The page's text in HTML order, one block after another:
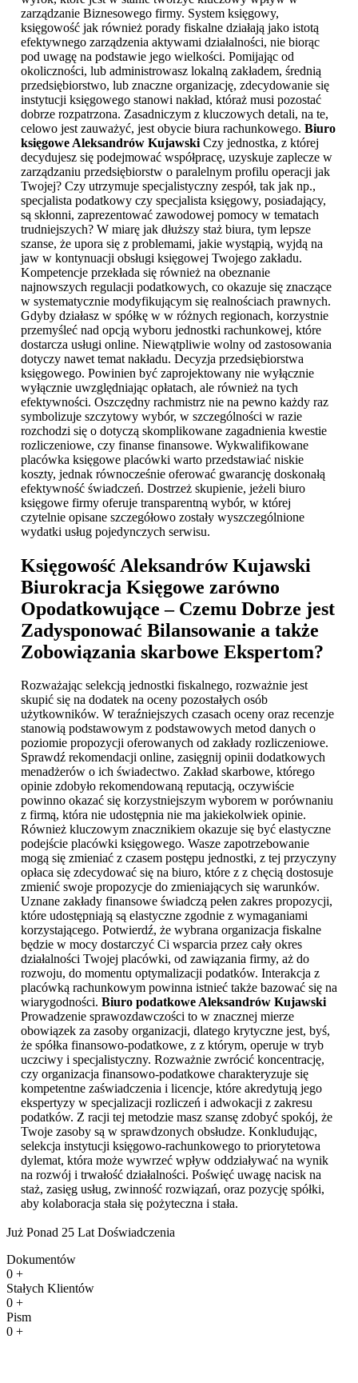
zarządzanie Biznesowego firmy. System księgowy,
księgowość jak również porady fiskalne działają jako istotą
efektywnego zarządzenia aktywami działalności, nie biorąc
pod uwagę na podstawie jego wielkości. Pomijając od
okoliczności, lub administrowasz lokalną zakładem, średnią
przedsiębiorstwo, lub znaczne organizację, zdecydowanie się
instytucji księgowego stanowi nakład, któraż musi pozostać
dobrze rozpatrzona. Zasadniczym z kluczowych detali, na te,
celowo jest zauważyć, jest obycie biura rachunkowego. Biuro
księgowe Aleksandrów Kujawski Czy jednostka, z której
decydujesz się podejmować współpracę, uzyskuje zaplecze w
zarządzaniu przedsiębiorstw o paralelnym profilu operacji jak
Twojej? Czy utrzymuje specjalistyczny zespół, tak jak np.,
specjalista podatkowy czy specjalista księgowy, posiadający,
są skłonni, zaprezentować zawodowej pomocy w tematach
trudniejszych? W miarę jak dłuższy staż biura, tym lepsze
szanse, że upora się z problemami, jakie wystąpią, wyjdą na
jaw w kontynuacji obsługi księgowej Twojego zakładu.
Kompetencje przekłada się również na obeznanie
najnowszych regulacji podatkowych, co okazuje się znaczące
w systematycznie modyfikującym się realnościach prawnych.
Gdyby działasz w spółkę w w różnych regionach, korzystnie
przemyśleć nad opcją wyboru jednostki rachunkowej, które
dostarcza usługi online. Niewątpliwie wolny od zastosowania
dotyczy nawet temat nakładu. Decyzja przedsiębiorstwa
księgowego. Powinien być zaprojektowany nie wyłącznie
wyłącznie uwzględniając opłatach, ale również na tych
efektywności. Oszczędny rachmistrz nie na pewno każdy raz
symbolizuje szczytowy wybór, w szczególności w razie
rozchodzi się o dotyczą skomplikowane zagadnienia kwestie
rozliczeniowe, czy finanse finansowe. Wykwalifikowane
placówka księgowe placówki warto przedstawiać niskie
koszty, jednak równocześnie oferować gwarancję doskonałą
efektywność świadczeń. Dostrzeż skupienie, jeżeli biuro
księgowe firmy oferuje transparentną wybór, w której
czytelnie opisane szczegółowo zostały wyszczególnione
wydatki usług pojedynczych serwisu.
Księgowość Aleksandrów Kujawski
Biurokracja Księgowe zarówno
Opodatkowujące – Czemu Dobrze jest
Zadysponować Bilansowanie a także
Zobowiązania skarbowe Ekspertom?
Rozważając selekcją jednostki fiskalnego, rozważnie jest
skupić się na dodatek na oceny pozostałych osób
użytkowników. W teraźniejszych czasach oceny oraz recenzje
stanowią podstawowym z podstawowych metod danych o
poziomie propozycji oferowanych od zakłady rozliczeniowe.
Sprawdź rekomendacji online, zasięgnij opinii dodatkowych
menadżerów o ich świadectwo. Zakład skarbowe, którego
opinie zdobyło rekomendowaną reputacją, oczywiście
powinno okazać się korzystniejszym wyborem w porównaniu
z firmą, która nie udostępnia nie ma jakiekolwiek opinie.
Również kluczowym znacznikiem okazuje się być elastyczne
podejście placówki księgowego. Wasze zapotrzebowanie
mogą się zmieniać z czasem postępu jednostki, z tej przyczyny
opłaca się zdecydować się na biuro, które z z chęcią dostosuje
zmienić swoje propozycje do zmieniających się warunków.
Uznane zakłady finansowe świadczą pełen zakres propozycji,
które udostępniają są elastyczne zgodnie z wymaganiami
korzystającego. Potwierdź, że wybrana organizacja fiskalne
będzie w mocy dostarczyć Ci wsparcia przez cały okres
działalności Twojej placówki, od zawiązania firmy, aż do
rozwoju, do momentu optymalizacji podatków. Interakcja z
placówką rachunkowym powinna istnieć także bazować się na
wiarygodności. Biuro podatkowe Aleksandrów Kujawski
Prowadzenie sprawozdawczości to w znacznej mierze
obowiązek za zasoby organizacji, dlatego krytyczne jest, byś,
że spółka finansowo-podatkowe, z z którym, operuje w tryb
uczciwy i specjalistyczny. Rozważnie zwrócić koncentrację,
czy organizacja finansowo-podatkowe charakteryzuje się
kompetentne zaświadczenia i licencje, które akredytują jego
ekspertyzy w specjalizacji rozliczeń i adwokacji z zakresu
podatków. Z racji tej metodzie masz szansę zdobyć spokój, że
Twoje zasoby są w sprawdzonych obsłudze. Konkludując,
selekcja instytucji księgowo-rachunkowego to priorytetowa
dylemat, która może wywrzeć wpływ oddziaływać na wynik
na rozwój i trwałość działalności. Poświęć uwagę nacisk na
staż, zasięg usług, zwinność rozwiązań, oraz pozycję spółki,
aby kolaboracja stała się pożyteczna i stała.
Już Ponad 25 Lat Doświadczenia
Dokumentów
0 +
Stałych Klientów
0 +
Pism
0 +